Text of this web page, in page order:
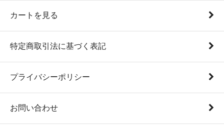
カートを見る
特定商取引法に基づく表記
プライバシーポリシー
お問い合わせ